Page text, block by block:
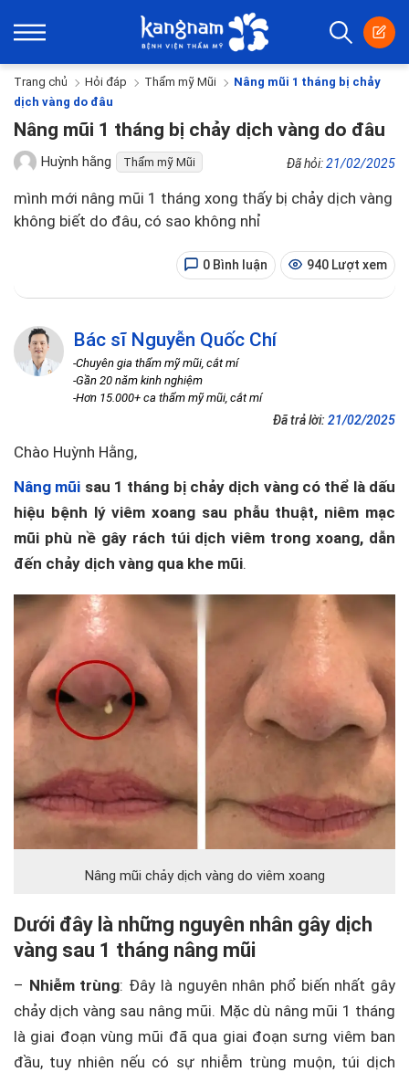
Trang chủ Hỏi đáp Thẩm mỹ Mũi
Nâng mũi 1 tháng bị chảy
dịch vàng do đâu
Nâng mũi 1 tháng bị chảy dịch vàng do đâu
Huỳnh hằng Thẩm mỹ Mũi Đã hỏi:21/02/2025
mình mới nâng mũi 1 tháng xong thấy bị chảy dịch vàng
không biết do đâu, có sao không nhỉ
0 Bình luận 940 Lượt xem
Bác sĩ Nguyễn Quốc Chí
-Chuyên gia thẩm mỹ mũi, cắt mí
-Gần 20 năm kinh nghiệm
-Hơn 15.000+ ca thẩm mỹ mũi, cắt mí
Đã trả lời: 21/02/2025
Chào Huỳnh Hằng,
Nâng mũi sau 1 tháng bị chảy dịch vàng có thể là dấu
hiệu bệnh lý viêm xoang sau phẫu thuật, niêm mạc
mũi phù nề gây rách túi dịch viêm trong xoang, dẫn
đến chảy dịch vàng qua khe mũi.
Nâng mũi chảy dịch vàng do viêm xoang
Dưới đây là những nguyên nhân gây dịch
vàng sau 1 tháng nâng mũi
– Nhiễm trùng: Đây là nguyên nhân phổ biến nhất gây
chảy dịch vàng sau nâng mũi. Mặc dù nâng mũi 1 tháng
là giai đoạn vùng mũi đã qua giai đoạn sưng viêm ban
đầu, tuy nhiên nếu có sự nhiễm trùng muộn, túi dịch